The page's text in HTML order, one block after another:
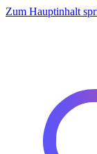
Zum Hauptinhalt